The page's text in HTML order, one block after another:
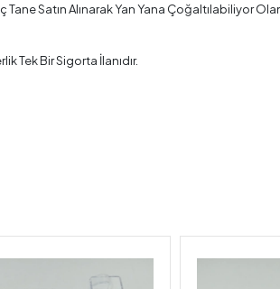
Satın Alınarak Yan Yana Çoğaltılabiliyor
Tek Bir Sigorta İlanıdır.